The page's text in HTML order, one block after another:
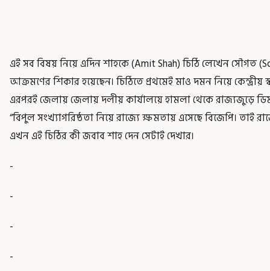
এই সব বিষয় নিয়ে এদিন শাহকে (Amit Shah) চিঠি লেখেন সৌগত
আক্রমণের শিকার হয়েছেন। চিঠিতে প্রথমেই মাও দমন নিয়ে কেন্দ্রীয়
এরপরই জেলায় জেলায় দলীয় কার্যালয়ে হামলা থেকে রাজ্যজুড়ে
“বিপুল সংখ্যাগরিষ্ঠতা নিয়ে রাজ্যে ক্ষমতায় এসেছে বিজেপি। তাই
এখন এই চিঠির কী জবাব শাহ দেন সেটাই দেখার।
-
-
-
-